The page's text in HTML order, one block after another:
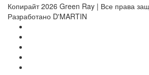
Копирайт 2026 Green Ray | Все права
Разработано D'MARTIN